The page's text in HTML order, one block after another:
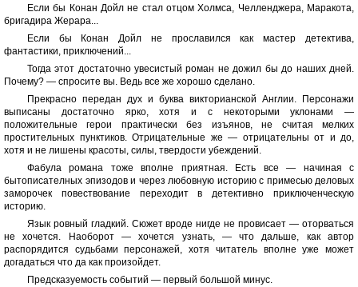
Если бы Конан Дойл не стал отцом Холмса, Челленджера, Маракота,
бригадира Жерара...
Если бы Конан Дойл не прославился как мастер детектива,
фантастики, приключений...
Тогда этот достаточно увесистый роман не дожил бы до наших дней.
Почему? — спросите вы. Ведь все же хорошо сделано.
Прекрасно передан дух и буква викторианской Англии. Персонажи
выписаны достаточно ярко, хотя и с некоторыми уклонами —
положительные герои практически без изъянов, не считая мелких
простительных пунктиков. Отрицательные же — отрицательны от и до,
хотя и не лишены красоты, силы, твердости убеждений.
Фабула романа тоже вполне приятная. Есть все — начиная с
бытописателных эпизодов и через любовную историю с примесью деловых
заморочек повествование переходит в детективно приключенческую
историю.
Язык ровный гладкий. Сюжет вроде нигде не провисает — оторваться
не хочется. Наoборот — хочется узнать, — что дальше, как автор
распорядится судьбами персонажей, хотя читатель вполне уже может
догадаться что да как произойдет.
Предсказуемость событий — первый большой минус.